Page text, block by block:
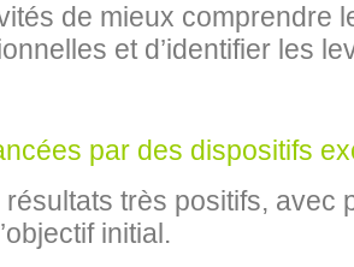
de mieux comprendre
et d’identifier les
par des dispositifs
très positifs,
initial.